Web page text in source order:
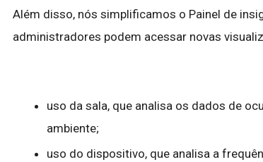
Além disso, nós simplificamos o Painel de
administradores podem acessar novas
uso da sala, que analisa os dados de
ambiente;
uso do dispositivo, que analisa a